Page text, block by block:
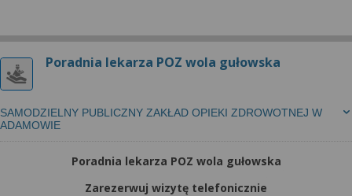
Poradnia lekarza POZ wola gułowska
SAMODZIELNY PUBLICZNY ZAKŁAD OPIEKI ZDROWOTNEJ W
ADAMOWIE
Poradnia lekarza POZ wola gułowska
Zarezerwuj wizytę telefonicznie